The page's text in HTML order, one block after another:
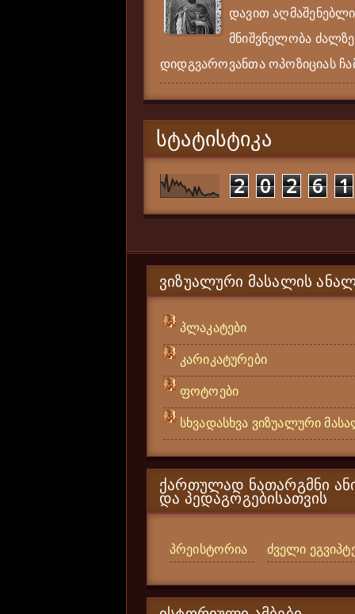
დავით
მნიშვნელობა
დიდგვაროვანთა ოპოზიციას
ᲡᲢᲐᲢᲘᲡᲢᲘᲙᲐ
2 0 2 6 1
ᲕᲘᲖᲣᲐᲚᲣᲠᲘ ᲛᲐᲡᲐᲚᲘᲡ
პლაკატები
კარიკატურები
ფოტოები
სხვადასხვა ვიზუალური
ᲥᲐᲠᲗᲣᲚᲐᲓ ᲜᲐᲗᲐᲠᲒᲛᲜᲘ
ᲓᲐ ᲞᲔᲓᲐᲒᲝᲒᲔᲑᲘᲡᲐᲗᲕᲘᲡ
პრეისტორია ძველი